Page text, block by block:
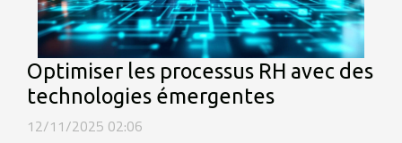
Optimiser les processus RH avec des
technologies émergentes
12/11/2025 02:06